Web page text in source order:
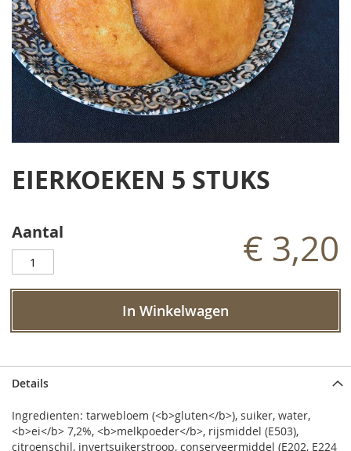
het
de
gallerij
EIERKOEKEN 5 STUKS
Aantal € 3,20
In Winkelwagen
Details
Ingredienten: tarwebloem (<b>gluten</b>), suiker, water,
<b>ei</b> 7,2%, <b>melkpoeder</b>, rijsmiddel (E503),
citroenschil, invertsuikerstroop, conserveermiddel (E202, E224